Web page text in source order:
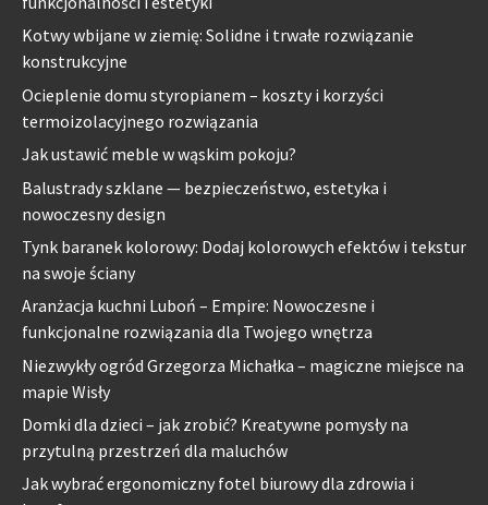
Kotwy wbijane w ziemię: Solidne i trwałe rozwiązanie
konstrukcyjne
Ocieplenie domu styropianem – koszty i korzyści
termoizolacyjnego rozwiązania
Jak ustawić meble w wąskim pokoju?
Balustrady szklane — bezpieczeństwo, estetyka i
nowoczesny design
Tynk baranek kolorowy: Dodaj kolorowych efektów i tekstur
na swoje ściany
Aranżacja kuchni Luboń – Empire: Nowoczesne i
funkcjonalne rozwiązania dla Twojego wnętrza
Niezwykły ogród Grzegorza Michałka – magiczne miejsce na
mapie Wisły
Domki dla dzieci – jak zrobić? Kreatywne pomysły na
przytulną przestrzeń dla maluchów
Jak wybrać ergonomiczny fotel biurowy dla zdrowia i